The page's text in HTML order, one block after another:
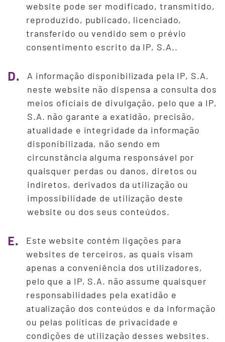
website pode ser modificado, transmitido,
reproduzido, publicado, licenciado,
transferido ou vendido sem o prévio
consentimento escrito da IP, S.A..
D.
A informação disponibilizada pela IP, S.A.
neste website não dispensa a consulta dos
meios oficiais de divulgação, pelo que a IP,
S.A. não garante a exatidão, precisão,
atualidade e integridade da informação
disponibilizada, não sendo em
circunstância alguma responsável por
quaisquer perdas ou danos, diretos ou
indiretos, derivados da utilização ou
impossibilidade de utilização deste
website ou dos seus conteúdos.
E.
Este website contém ligações para
websites de terceiros, as quais visam
apenas a conveniência dos utilizadores,
pelo que a IP, S.A. não assume quaisquer
responsabilidades pela exatidão e
atualização dos conteúdos e da informação
ou pelas políticas de privacidade e
condições de utilização desses websites.